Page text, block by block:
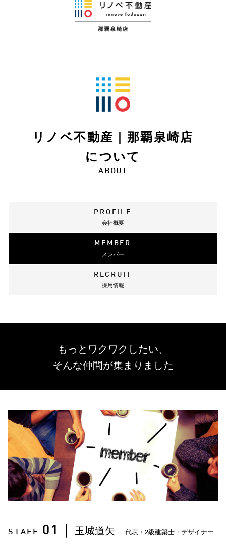
リノベ不動産｜那覇泉崎店
について
ABOUT
PROFILE
会社概要
MEMBER
メンバー
RECRUIT
採用情報
もっとワクワクしたい、
そんな仲間が集まりました
STAFF. 01 玉城道矢 代表・2級建築士・デザイナー